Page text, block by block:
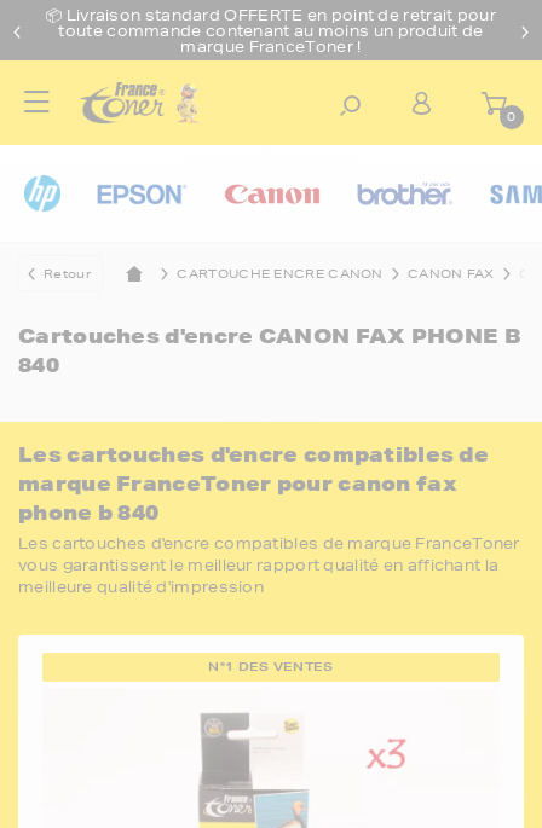
📦 Livraison standard OFFERTE en point de retrait pour
toute commande contenant au moins un produit de
marque FranceToner !
0
Retour CARTOUCHE ENCRE CANON CANON FAX
Cartouches d'encre CANON FAX PHONE B
840
Les cartouches d'encre compatibles de
marque FranceToner pour canon fax
phone b 840
Les cartouches d'encre compatibles de marque FranceToner
vous garantissent le meilleur rapport qualité en affichant la
meilleure qualité d'impression
N°1 DES VENTES